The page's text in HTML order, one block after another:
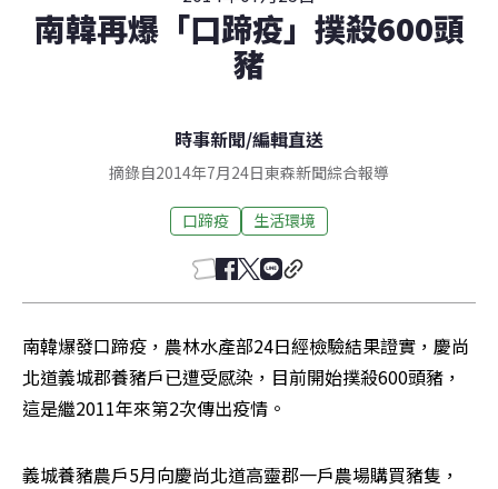
南韓再爆「口蹄疫」撲殺600頭
豬
時事新聞/編輯直送
摘錄自2014年7月24日東森新聞綜合報導
口蹄疫 生活環境
南韓爆發口蹄疫，農林水產部24日經檢驗結果證實，慶尚
北道義城郡養豬戶已遭受感染，目前開始撲殺600頭豬，
這是繼2011年來第2次傳出疫情。
義城養豬農戶5月向慶尚北道高靈郡一戶農場購買豬隻，